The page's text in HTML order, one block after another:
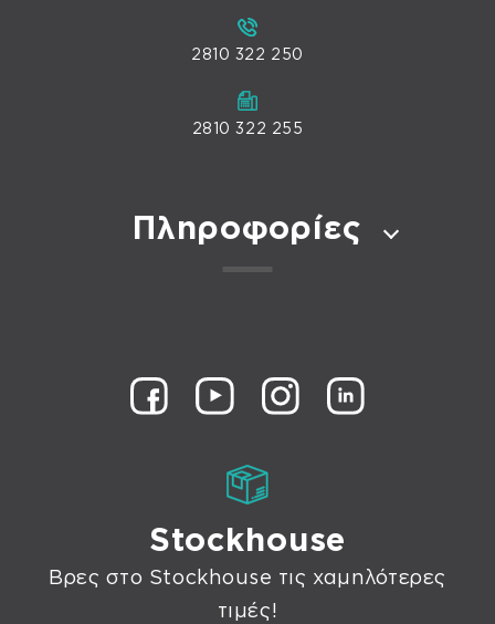
2810 322 250
2810 322 255
Πληροφορίες
Stockhouse
Βρες στο Stockhouse τις χαμηλότερες
τιμές!